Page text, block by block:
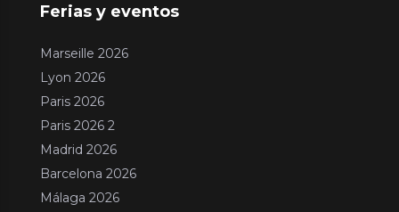
Ferias y eventos
Marseille 2026
Lyon 2026
Paris 2026
Paris 2026 2
Madrid 2026
Barcelona 2026
Málaga 2026